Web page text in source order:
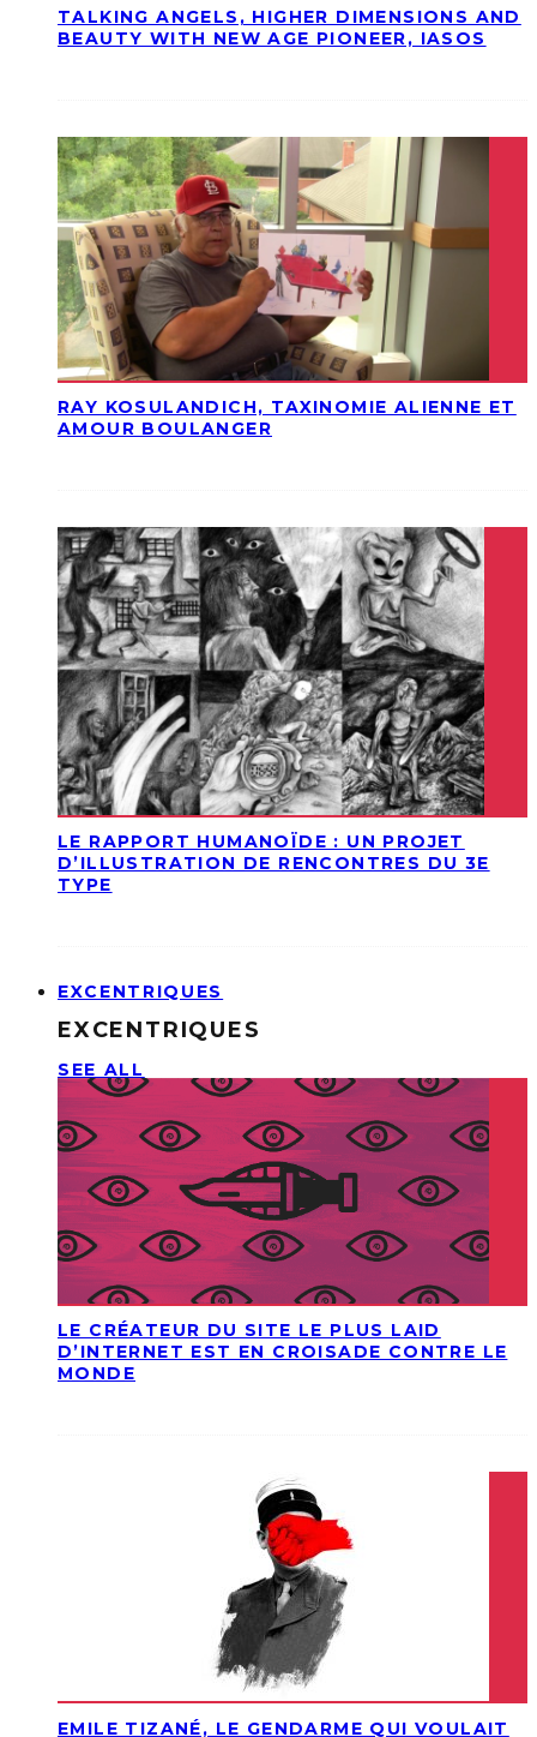
TALKING ANGELS, HIGHER DIMENSIONS AND
BEAUTY WITH NEW AGE PIONEER, IASOS
RAY KOSULANDICH, TAXINOMIE ALIENNE ET
AMOUR BOULANGER
LE RAPPORT HUMANOÏDE : UN PROJET
D’ILLUSTRATION DE RENCONTRES DU 3E
TYPE
EXCENTRIQUES
EXCENTRIQUES
SEE ALL
LE CRÉATEUR DU SITE LE PLUS LAID
D’INTERNET EST EN CROISADE CONTRE LE
MONDE
EMILE TIZANÉ, LE GENDARME QUI VOULAIT